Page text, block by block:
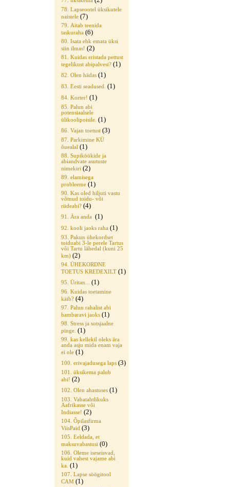
78. Lapseootel üksikutele
naistele (7)
79. Aitab teenida
taskuraha (6)
80. Isata ehk emata üksi
siin ilmas! (2)
81. Kuidas eristada pettust
tegelikust abipalvest? (1)
82. Olen hädas (1)
83. Eesti seadused. (1)
84. Korter! (1)
85. Palun abi
potensiaalsele
ülikoolipoisile. (1)
86. Vajan toetust (3)
87. Parkimine KÜ
õuealal (1)
88. Supiköökide ja
abiandvate asutuste
nimekiri (2)
89. elamisega
probleeme (1)
90. Kas oled hiljuti vastu
võtnud toidu- või
riideabi? (4)
91. Ära anda (1)
92. kooli jaoks raha (1)
93. Pakun ühekordset
toiduabi 3-le perele Tartus
või Tartu lähedal (kuni 25
km) (2)
94. ÜHEKORDNE
TOETUS KREDEXILT (1)
95. Üritan... (1)
96. Kuidas toetamine
käib? (4)
97. Palun rahalist abi
hambaravi jaoks (1)
98. Stress ja sotsjaalne
pinge. (1)
99. kas kellekil oleks ära
anda asju mida enam vaja
ei ole (1)
100. erivajadusega laps (3)
101. üksikema palub
abi! (2)
102. Olen ahastuses (1)
103. Vabatahtlikuks
Aafrikasse või
Indiasse! (2)
104. Õpilasfirma
ViisPaid (3)
105. Eeldada, et
maksuvabastusi (0)
106. Oleme iseseisvad,
kuid vahest vajame abi
ka. (1)
107. Lapse söögitool
CAM (1)